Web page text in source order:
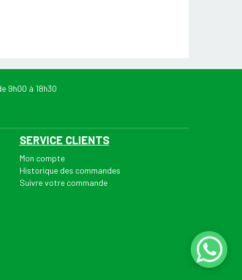
9h00 à 18h30
SERVICE CLIENTS
Mon compte
Historique des commandes
Suivre votre commande